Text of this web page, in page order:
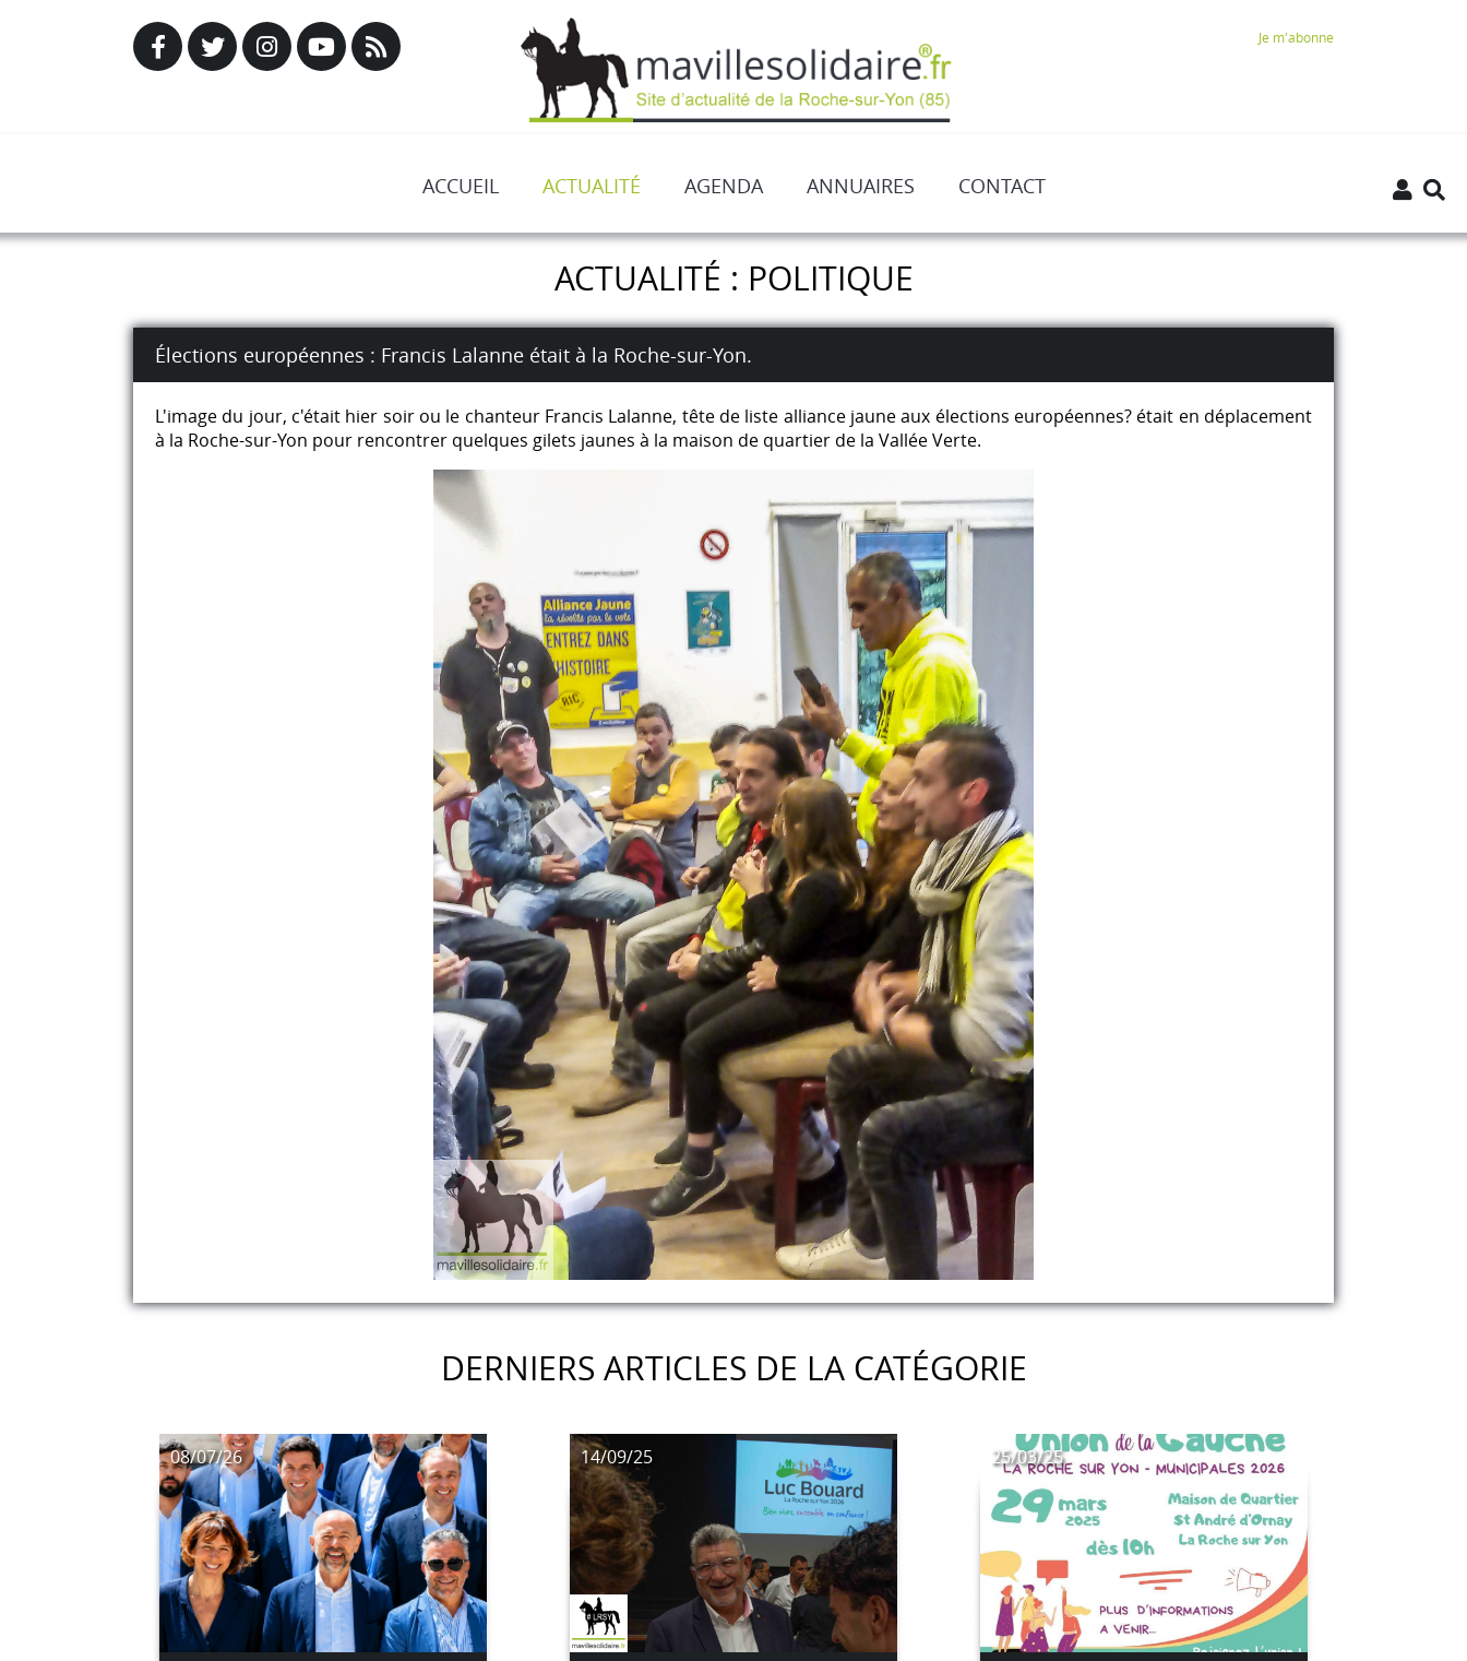
Je m'abonne
ACCUEIL ACTUALITÉ AGENDA ANNUAIRES CONTACT
ACTUALITÉ : POLITIQUE
Élections européennes : Francis Lalanne était à la Roche-sur-Yon.
L'image du jour, c'était hier soir ou le chanteur Francis Lalanne, tête de liste alliance jaune aux élections européennes? était en déplacement
à la Roche-sur-Yon pour rencontrer quelques gilets jaunes à la maison de quartier de la Vallée Verte.
DERNIERS ARTICLES DE LA CATÉGORIE
08/07/26 14/09/25 25/03/25